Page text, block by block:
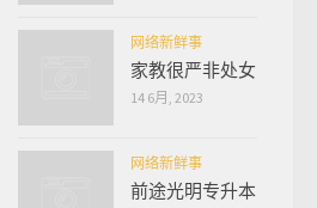
网络新鲜事
家教很严非处女
14 6月, 2023
网络新鲜事
前途光明专升本